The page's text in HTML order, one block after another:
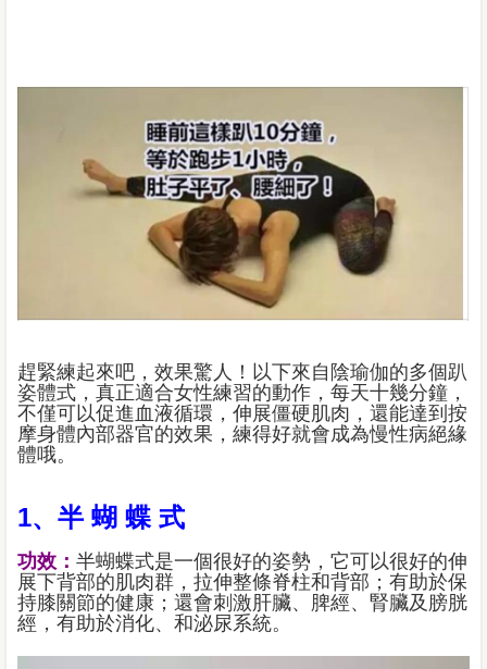
趕緊練起來吧，效果驚人！以下來自陰瑜伽的多個趴
姿體式，真正適合女性練習的動作，每天十幾分鐘，
不僅可以促進血液循環，伸展僵硬肌肉，還能達到按
摩身體內部器官的效果，練得好就會成為慢性病絕緣
體哦。
1、半 蝴 蝶 式
功效： 半蝴蝶式是一個很好的姿勢，它可以很好的伸
展下背部的肌肉群，拉伸整條脊柱和背部；有助於保
持膝關節的健康；還會刺激肝臟、脾經、腎臟及膀胱
經，有助於消化、和泌尿系統。